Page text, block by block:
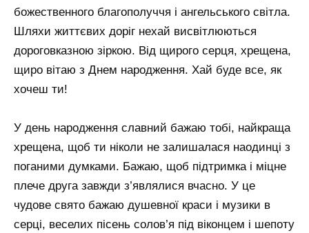
божественного благополуччя і ангельського світла.
Шляхи життєвих доріг нехай висвітлюються
дороговказною зіркою. Від щирого серця, хрещена,
щиро вітаю з Днем народження. Хай буде все, як
хочеш ти!
У день народження славний бажаю тобі, найкраща
хрещена, щоб ти ніколи не залишалася наодинці з
поганими думками. Бажаю, щоб підтримка і міцне
плече друга завжди з’являлися вчасно. У це
чудове свято бажаю душевної краси і музики в
серці, веселих пісень солов’я під віконцем і шепоту